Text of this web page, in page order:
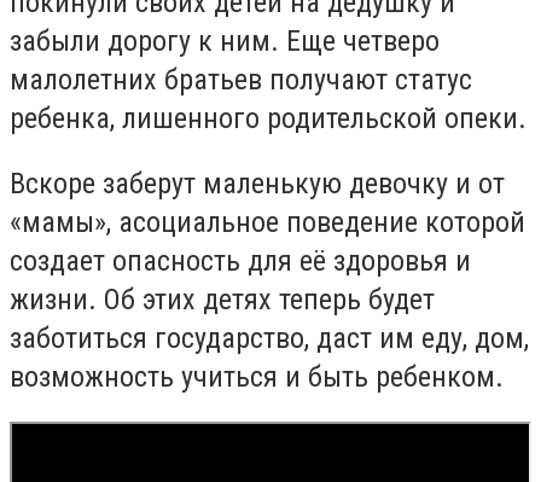
забыли дорогу к ним. Еще четверо
малолетних братьев получают статус
ребенка, лишенного родительской опеки.
Вскоре заберут маленькую девочку и от
«мамы», асоциальное поведение которой
создает опасность для её здоровья и
жизни. Об этих детях теперь будет
заботиться государство, даст им еду, дом,
возможность учиться и быть ребенком.